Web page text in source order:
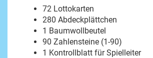
72 Lottokarten
280 Abdeckplättchen
1 Baumwollbeutel
90 Zahlensteine (1-90)
1 Kontrollblatt für Spielleiter